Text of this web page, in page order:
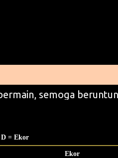
semoga beruntung
= Ekor
Ekor